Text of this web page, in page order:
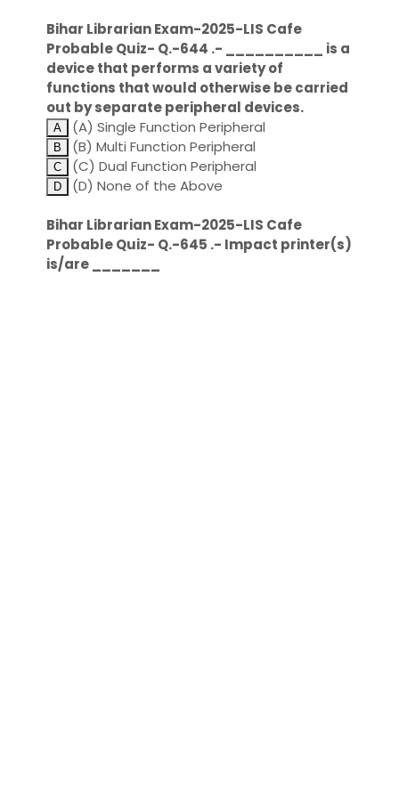
Bihar Librarian Exam-2025-LIS Cafe
Probable Quiz- Q.-644 .- __________ is a
device that performs a variety of
functions that would otherwise be carried
out by separate peripheral devices.
(A) Single Function Peripheral
(B) Multi Function Peripheral
(C) Dual Function Peripheral
(D) None of the Above
Bihar Librarian Exam-2025-LIS Cafe
Probable Quiz- Q.-645 .- Impact printer(s)
is/are _______